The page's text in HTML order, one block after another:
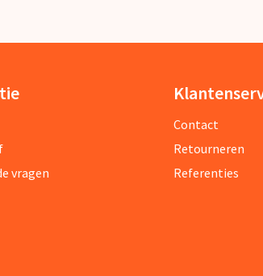
vragen
Contact
Retourneren
Referenties